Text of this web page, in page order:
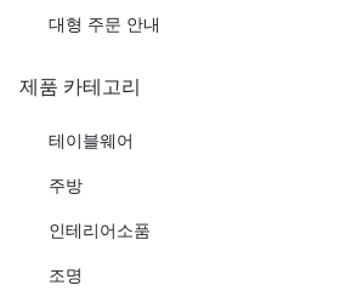
대형 주문 안내
제품 카테고리
테이블웨어
주방
인테리어소품
조명